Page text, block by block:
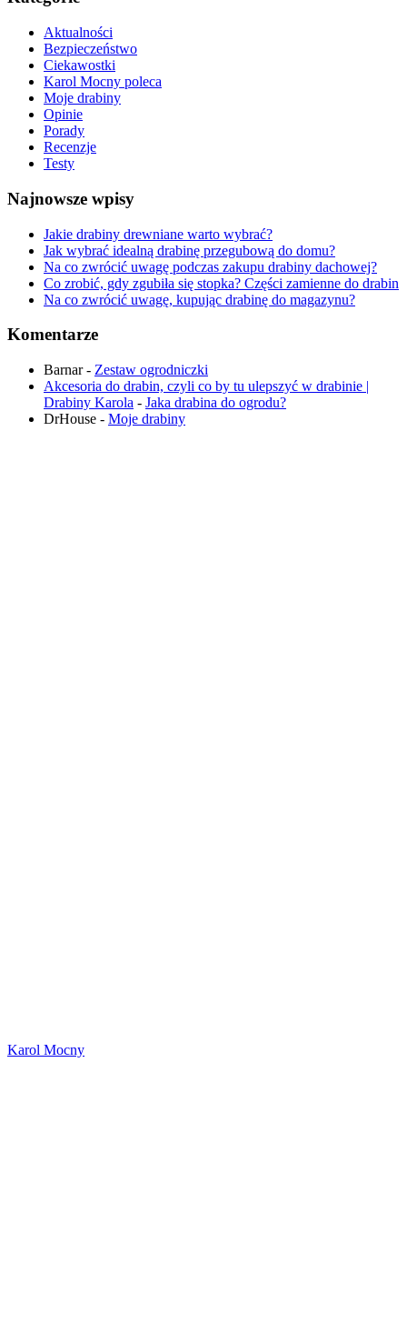
Aktualności
Bezpieczeństwo
Ciekawostki
Karol Mocny poleca
Moje drabiny
Opinie
Porady
Recenzje
Testy
Najnowsze wpisy
Jakie drabiny drewniane warto wybrać?
Jak wybrać idealną drabinę przegubową do domu?
Na co zwrócić uwagę podczas zakupu drabiny dachowej?
Co zrobić, gdy zgubiła się stopka? Części zamienne do drabin
Na co zwrócić uwagę, kupując drabinę do magazynu?
Komentarze
Barnar- Zestaw ogrodniczki
Akcesoria do drabin, czyli co by tu ulepszyć w drabinie |
Drabiny Karola - Jaka drabina do ogrodu​?
DrHouse - Moje drabiny
Karol Mocny